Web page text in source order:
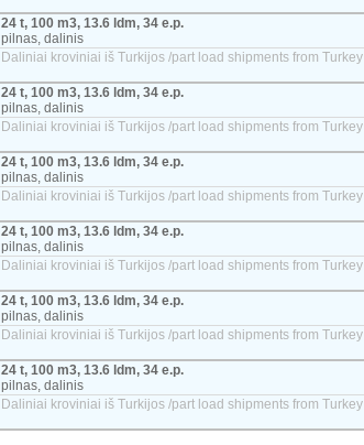
24 t, 100 m3, 13.6 ldm, 34 e.p.
pilnas, dalinis
Daliniai kroviniai iš Turkijos /part load shipments from Turkey
24 t, 100 m3, 13.6 ldm, 34 e.p.
pilnas, dalinis
Daliniai kroviniai iš Turkijos /part load shipments from Turkey
24 t, 100 m3, 13.6 ldm, 34 e.p.
pilnas, dalinis
Daliniai kroviniai iš Turkijos /part load shipments from Turkey
24 t, 100 m3, 13.6 ldm, 34 e.p.
pilnas, dalinis
Daliniai kroviniai iš Turkijos /part load shipments from Turkey
24 t, 100 m3, 13.6 ldm, 34 e.p.
pilnas, dalinis
Daliniai kroviniai iš Turkijos /part load shipments from Turkey
24 t, 100 m3, 13.6 ldm, 34 e.p.
pilnas, dalinis
Daliniai kroviniai iš Turkijos /part load shipments from Turkey